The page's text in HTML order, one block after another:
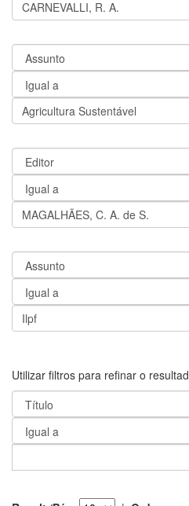
Utilizar filtros para refinar o